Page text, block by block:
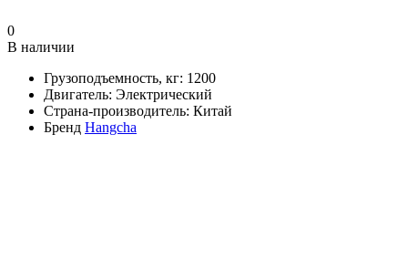
0
В наличии
Грузоподъемность, кг: 1200
Двигатель: Электрический
Страна-производитель: Китай
Бренд Hangcha